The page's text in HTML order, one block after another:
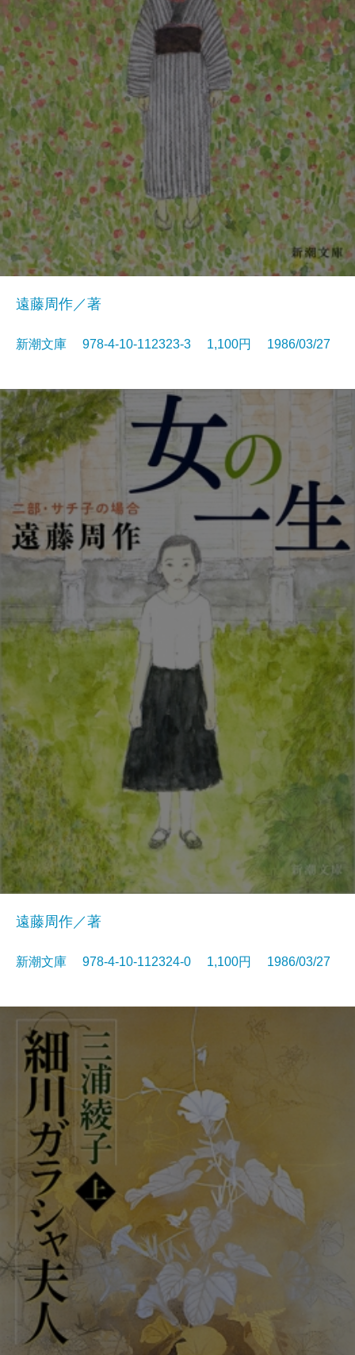
遠藤周作／著
新潮文庫 978-4-10-112323-3 1,100円 1986/03/27
遠藤周作／著
新潮文庫 978-4-10-112324-0 1,100円 1986/03/27